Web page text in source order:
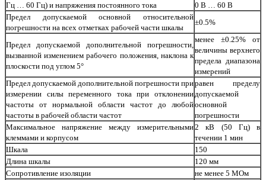
Гц … 60 Гц) и напряжения постоянного тока
0 В … 60 В
Предел допускаемой основной относительной
погрешности на всех отметках рабочей части шкалы
±0.5%
Предел допускаемой дополнительной погрешности,
вызванной изменением рабочего положения, наклона к
плоскости под углом 5°
менее ±0.25% от
величины верхнего
предела диапазона
измерений
Предел допускаемой дополнительной погрешности при
измерении силы переменного тока при отклонении
частоты от нормальной области частот до любой
частоты в рабочей области частот
равен пределу
допускаемой
основной
погрешности
Максимальное напряжение между измерительными
клеммами и корпусом
2 кВ (50 Гц) в
течении 1 мин
Шкала
150
Длина шкалы
120 мм
Сопротивление изоляции
не менее 5 МОм